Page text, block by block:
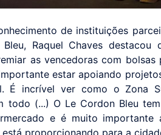
de instituições
Raquel Chaves destacou
as vencedoras com bolsas
estar apoiando
É incrível ver como o Zona
todo (...) O Le Cordon Bleu
e é muito importante
proporcionando para a